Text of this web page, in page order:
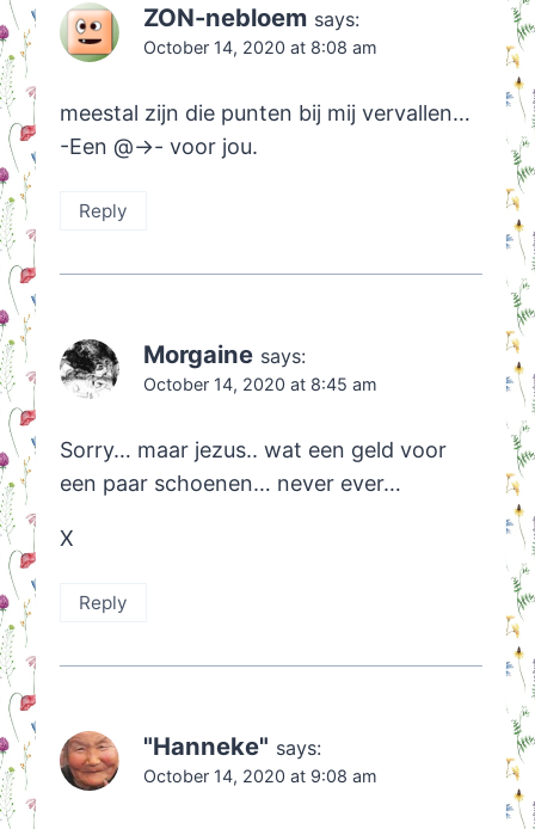
ZON-nebloem says:
October 14, 2020 at 8:08 am
meestal zijn die punten bij mij vervallen…
-Een @->- voor jou.
Reply
Morgaine says:
October 14, 2020 at 8:45 am
Sorry… maar jezus.. wat een geld voor
een paar schoenen… never ever…
X
Reply
"Hanneke" says:
October 14, 2020 at 9:08 am